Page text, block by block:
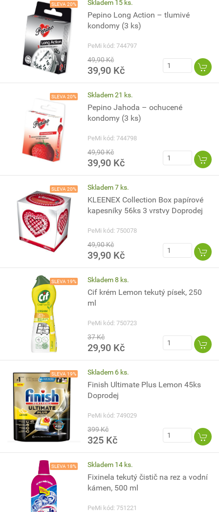
SLEVA 20% Skladem 15 ks.
Pepino Long Action – tlumivé
kondomy (3 ks)
PeMi kód: 744797
49,90 Kč
39,90 Kč
SLEVA 20% Skladem 21 ks.
Pepino Jahoda – ochucené
kondomy (3 ks)
PeMi kód: 744798
49,90 Kč
39,90 Kč
SLEVA 20% Skladem 7 ks.
KLEENEX Collection Box papírové
kapesníky 56ks 3 vrstvy Doprodej
PeMi kód: 750078
49,90 Kč
39,90 Kč
SLEVA 19% Skladem 8 ks.
Cif krém Lemon tekutý písek, 250
ml
PeMi kód: 750723
37 Kč
29,90 Kč
SLEVA 19% Skladem 6 ks.
Finish Ultimate Plus Lemon 45ks
Doprodej
PeMi kód: 749029
399 Kč
325 Kč
SLEVA 18% Skladem 14 ks.
Fixinela tekutý čistič na rez a vodní
kámen, 500 ml
PeMi kód: 751221